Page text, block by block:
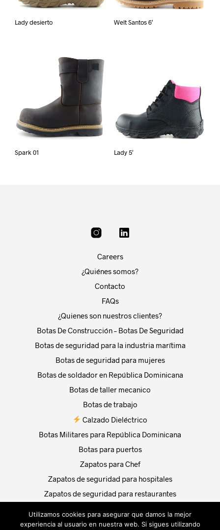
Lady desierto Welt Santos 6′
Spark 01 Lady 5′
Careers
¿Quiénes somos?
Contacto
FAQs
¿Quienes son nuestros clientes?
Botas De Construcción – Botas De Seguridad
Botas de seguridad para la industria marítima
Botas de seguridad para mujeres
Botas de soldador en República Dominicana
Botas de taller mecanico
Botas de trabajo
Calzado Dieléctrico
Botas Militares para República Dominicana
Botas para puertos
Zapatos para Chef
Zapatos de seguridad para hospitales
Zapatos de seguridad para restaurantes
Utilizamos cookies para asegurar que damos la mejor
experiencia al usuario en nuestra web. Si sigues utilizando